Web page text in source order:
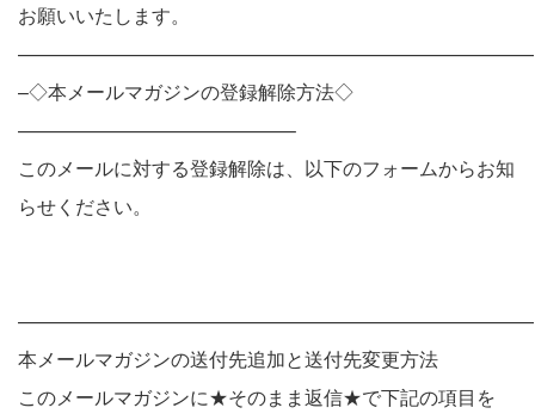
お願いいたします。
———————————————————————————
–◇本メールマガジンの登録解除方法◇
——————————————–
このメールに対する登録解除は、以下のフォームからお知
らせください。
———————————————————————————
本メールマガジンの送付先追加と送付先変更方法
このメールマガジンに★そのまま返信★で下記の項目を